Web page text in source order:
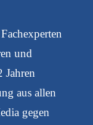
und
Jahren
aus allen
gegen